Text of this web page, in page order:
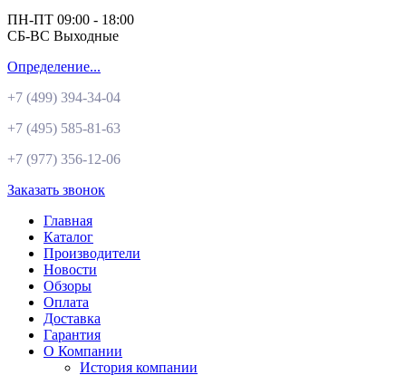
ПН-ПТ 09:00 - 18:00
СБ-ВС Выходные
Определение...
+7 (499) 394-34-04
+7 (495) 585-81-63
+7 (977) 356-12-06
Заказать звонок
Главная
Каталог
Производители
Новости
Обзоры
Оплата
Доставка
Гарантия
О Компании
История компании